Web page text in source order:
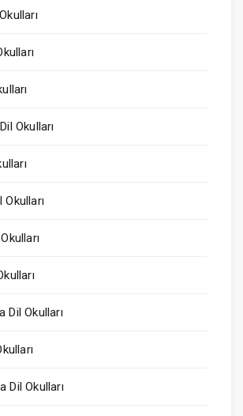
Okulları
Dil Okulları
Dil Okulları